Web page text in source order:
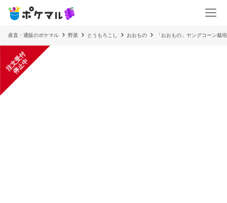
産直・通販のポケマル 野菜 とうもろこし おおもの 「おおもの」ヤングコーン栽
注
文
受
付
停
止
中